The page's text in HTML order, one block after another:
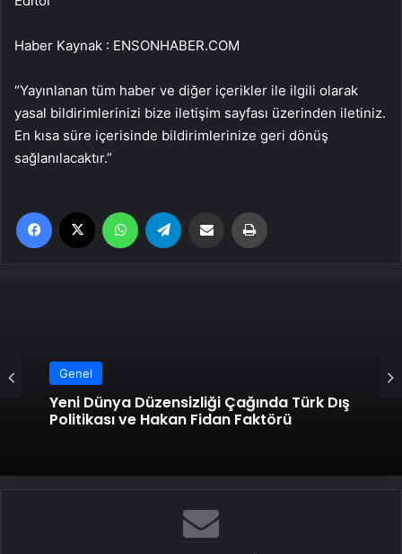
Haber Kaynak : ENSONHABER.COM
“Yayınlanan tüm haber ve diğer içerikler ile ilgili olarak
yasal bildirimlerinizi bize iletişim sayfası üzerinden iletiniz.
En kısa süre içerisinde bildirimlerinize geri dönüş
sağlanılacaktır.”
Facebook WhatsApp Email'den paylaş
Genel
Yeni Dünya Düzensizliği Çağında Türk Dış
Politikası ve Hakan Fidan Faktörü